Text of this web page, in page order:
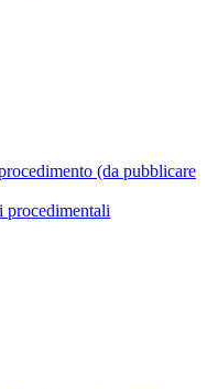
(da pubblicare
procedimentali